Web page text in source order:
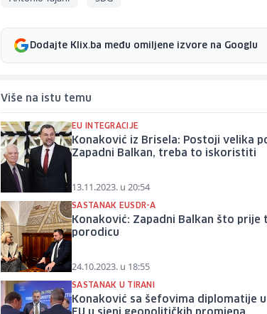
Dodajte Klix.ba među omiljene izvore na Googlu
Više na istu temu
EU INTEGRACIJE
Konaković iz Brisela: Postoji velika
Zapadni Balkan, treba to iskoristiti
13.11.2023. u 20:54
SASTANAK EUSDR-A
Konaković: Zapadni Balkan što
porodicu
24.10.2023. u 18:55
SASTANAK U TIRANI
Konaković sa šefovima diplomatije